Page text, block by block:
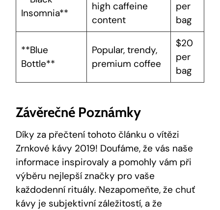
Insomnia**
high caffeine
content
per
bag
**Blue
Bottle**
Popular, trendy,
premium coffee
$20
per
bag
Závěrečné Poznámky
Díky za přečtení tohoto článku o vítězi
Zrnkové kávy 2019! Doufáme, že vás naše
informace inspirovaly a pomohly vám při
výběru nejlepší značky pro vaše
každodenní rituály. Nezapomeňte, že chuť
kávy je subjektivní záležitostí, a že